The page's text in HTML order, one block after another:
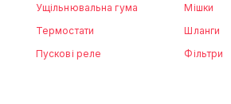
Ущільнювальна гума
Термостати
Пускові реле
Мішки
Шланги
Фільтри